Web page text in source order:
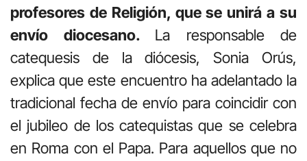
profesores de Religión, que se unirá a su
envío diocesano. La responsable de
catequesis de la diócesis, Sonia Orús,
explica que este encuentro ha adelantado la
tradicional fecha de envío para coincidir con
el jubileo de los catequistas que se celebra
en Roma con el Papa. Para aquellos que no